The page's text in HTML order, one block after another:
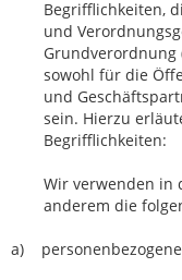
Begrifflichkeiten,
und
Grundverordnung
sowohl für die
und
sein. Hierzu
Begrifflichkeiten:
Wir verwenden in
anderem die
a)